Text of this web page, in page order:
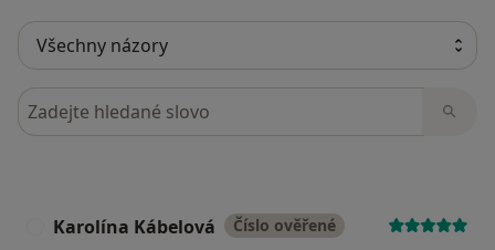
Hledejte v názorech
Karolína Kábelová Číslo ověřené